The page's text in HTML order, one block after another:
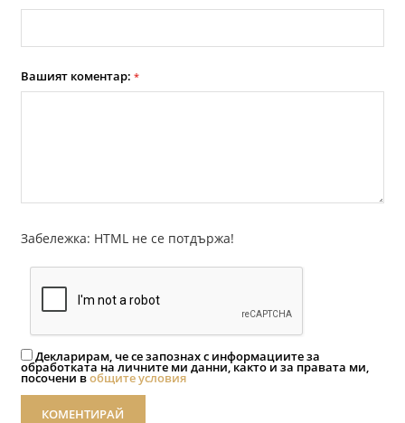
Вашият коментар: *
Забележка: HTML не се потдържа!
Декларирам, че се запознах с информациите за
обработката на личните ми данни, както и за правата ми,
посочени вобщите условия
КОМЕНТИРАЙ